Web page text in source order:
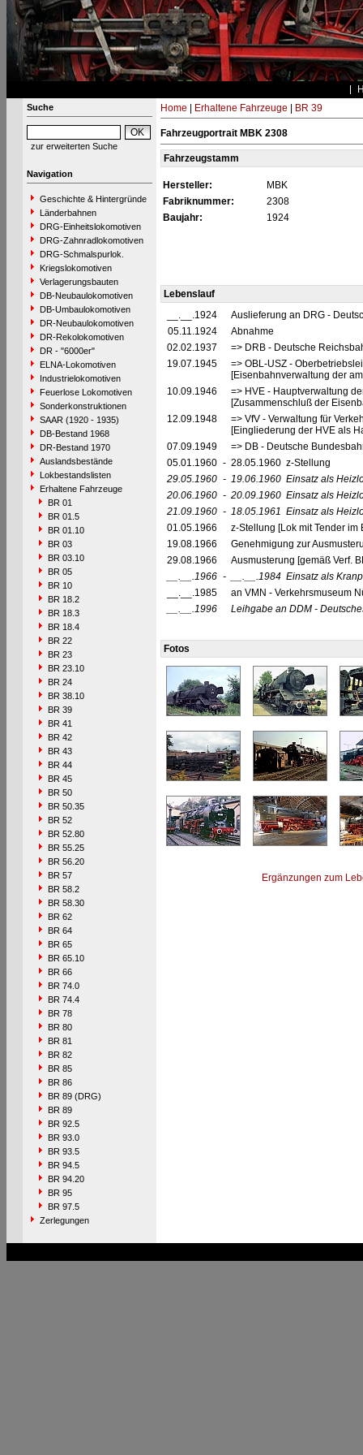
Suche
zur erweiterten Suche
Navigation
Geschichte & Hintergründe
Länderbahnen
DRG-Einheitslokomotiven
DRG-Zahnradlokomotiven
DRG-Schmalspurlok.
Kriegslokomotiven
Verlagerungsbauten
DB-Neubaulokomotiven
DB-Umbaulokomotiven
DR-Neubaulokomotiven
DR-Rekolokomotiven
DR - "6000er"
ELNA-Lokomotiven
Industrielokomotiven
Feuerlose Lokomotiven
Sonderkonstruktionen
SAAR (1920 - 1935)
DB-Bestand 1968
DR-Bestand 1970
Auslandsbestände
Lokbestandslisten
Erhaltene Fahrzeuge
BR 01
BR 01.5
BR 01.10
BR 03
BR 03.10
BR 05
BR 10
BR 18.2
BR 18.3
BR 18.4
BR 22
BR 23
BR 23.10
BR 24
BR 38.10
BR 39
BR 41
BR 42
BR 43
BR 44
BR 45
BR 50
BR 50.35
BR 52
BR 52.80
BR 55.25
BR 56.20
BR 57
BR 58.2
BR 58.30
BR 62
BR 64
BR 65
BR 65.10
BR 66
BR 74.0
BR 74.4
BR 78
BR 80
BR 81
BR 82
BR 85
BR 86
BR 89 (DRG)
BR 89
BR 92.5
BR 93.0
BR 93.5
BR 94.5
BR 94.20
BR 95
BR 97.5
Zerlegungen
Home Erhaltene Fahrzeuge BR 39
Fahrzeugportrait MBK 2308
Fahrzeugstamm
Hersteller:
MBK
Fabriknummer:
2308
Baujahr:
1924
Lebenslauf
__.__.1924
Auslieferung an DRG -
05.11.1924
Abnahme
02.02.1937
=> DRB - Deutsche
19.07.1945
=> OBL-USZ -
[Eisenbahnverwaltung der
10.09.1946
=> HVE - Hauptverwaltung
[Zusammenschluß der
12.09.1948
=> VfV - Verwaltung für
[Eingliederung der HVE als
07.09.1949
=> DB - Deutsche
05.01.1960 - 28.05.1960 z-Stellung
29.05.1960 - 19.06.1960 Einsatz als
20.06.1960 - 20.09.1960 Einsatz als
21.09.1960 - 18.05.1961 Einsatz als
01.05.1966
z-Stellung [Lok mit Tender im
19.08.1966
Genehmigung zur
29.08.1966
Ausmusterung [gemäß Verf.
__.__.1966 - __.__.1984 Einsatz als
__.__.1985
an VMN - Verkehrsmuseum
__.__.1996
Leihgabe an DDM -
Fotos
Ergänzungen zum